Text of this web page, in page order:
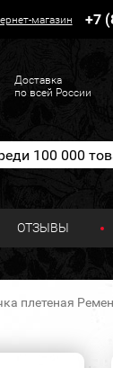
магазин +7
Доставка
по всей России
ОТЗЫВЫ
плетеная